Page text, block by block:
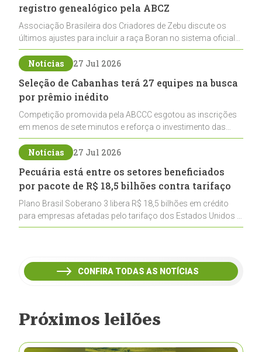
registro genealógico pela ABCZ
Associação Brasileira dos Criadores de Zebu discute os
últimos ajustes para incluir a raça Boran no sistema oficial
de registros, abrindo caminho para sua expansão na
pecuária nacional
Notícias 27 Jul 2026
Seleção de Cabanhas terá 27 equipes na busca
por prêmio inédito
Competição promovida pela ABCCC esgotou as inscrições
em menos de sete minutos e reforça o investimento das
cabanhas na seleção genética de Cavalos Crioulos voltados
ao laço
Notícias 27 Jul 2026
Pecuária está entre os setores beneficiados
por pacote de R$ 18,5 bilhões contra tarifaço
Plano Brasil Soberano 3 libera R$ 18,5 bilhões em crédito
para empresas afetadas pelo tarifaço dos Estados Unidos e
inclui a pecuária entre os setores estratégicos
CONFIRA TODAS AS NOTÍCIAS
Próximos leilões